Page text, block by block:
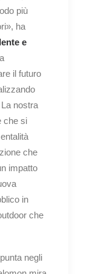
più
ha
e
il futuro
nostra
che si
che
impatto
in
che
negli